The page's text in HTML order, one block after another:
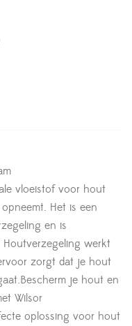
vloeistof voor hout
Het is een
en is
Houtverzegeling werkt
zorgt dat je hout
je hout en
Wilsor
oplossing voor hout